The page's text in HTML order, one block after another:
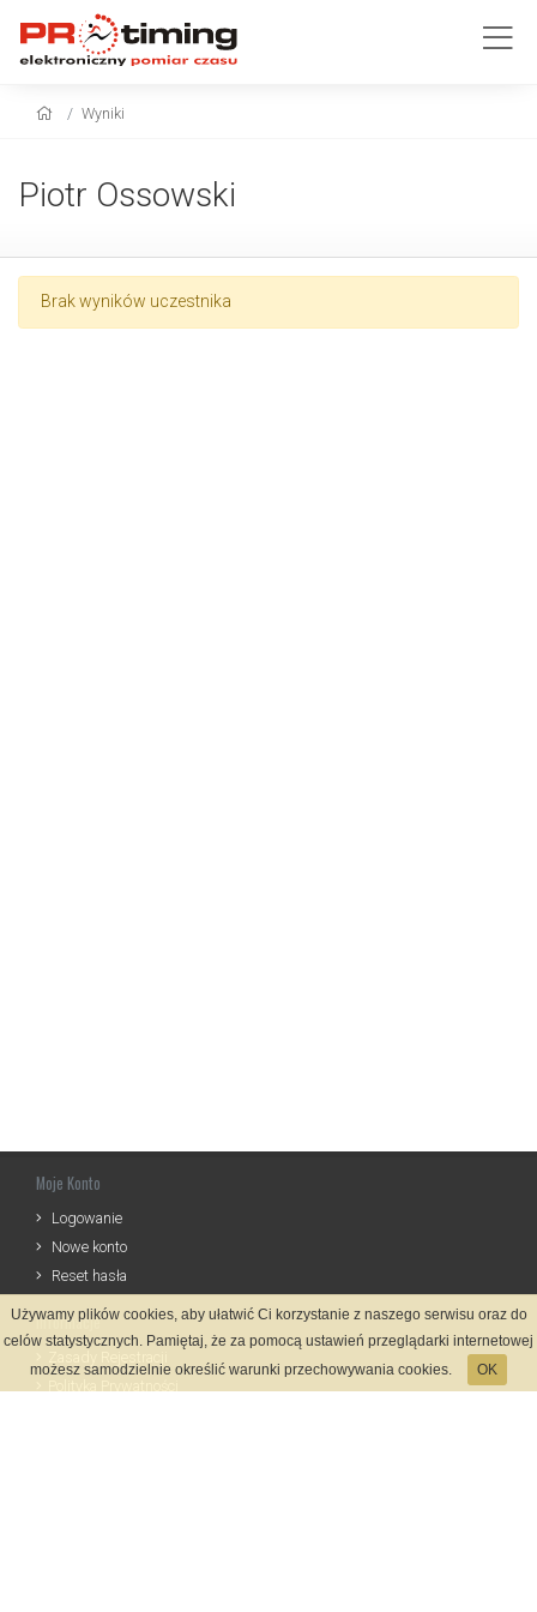
Wyniki
Piotr Ossowski
Brak wyników uczestnika
Moje Konto
Logowanie
Nowe konto
Reset hasła
Informacje
Używamy plików cookies, aby ułatwić Ci korzystanie z naszego serwisu oraz do
celów statystycznych. Pamiętaj, że za pomocą ustawień przeglądarki internetowej
możesz samodzielnie określić warunki przechowywania cookies.
OK